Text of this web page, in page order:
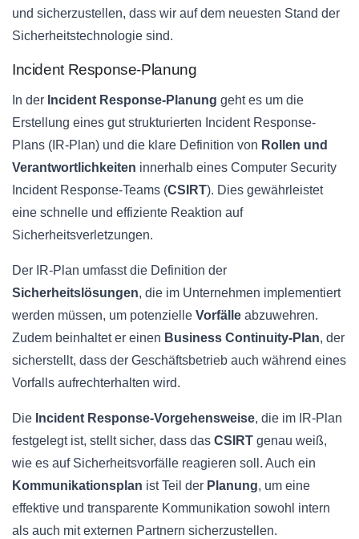
und sicherzustellen, dass wir auf dem neuesten Stand der
Sicherheitstechnologie sind.
Incident Response-Planung
In der Incident Response-Planung geht es um die
Erstellung eines gut strukturierten Incident Response-
Plans (IR-Plan) und die klare Definition von Rollen und
Verantwortlichkeiten innerhalb eines Computer Security
Incident Response-Teams (CSIRT). Dies gewährleistet
eine schnelle und effiziente Reaktion auf
Sicherheitsverletzungen.
Der IR-Plan umfasst die Definition der
Sicherheitslösungen, die im Unternehmen implementiert
werden müssen, um potenzielle Vorfälle abzuwehren.
Zudem beinhaltet er einen Business Continuity-Plan, der
sicherstellt, dass der Geschäftsbetrieb auch während eines
Vorfalls aufrechterhalten wird.
Die Incident Response-Vorgehensweise, die im IR-Plan
festgelegt ist, stellt sicher, dass das CSIRT genau weiß,
wie es auf Sicherheitsvorfälle reagieren soll. Auch ein
Kommunikationsplan ist Teil der Planung, um eine
effektive und transparente Kommunikation sowohl intern
als auch mit externen Partnern sicherzustellen.